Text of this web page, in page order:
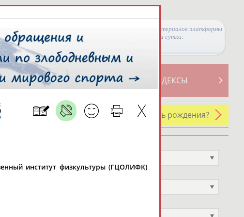
Просмотры материалов платформы
за сутки:
СВОДНЫЕ ИНДЕКСЫ
АКТИВНОСТИ
У кого сегодня день рождения?
институт физкультуры (ГЦОЛИФК)